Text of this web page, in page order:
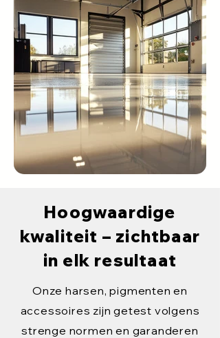
Hoogwaardige
kwaliteit – zichtbaar
in elk resultaat
Onze harsen, pigmenten en
accessoires zijn getest volgens
strenge normen en garanderen